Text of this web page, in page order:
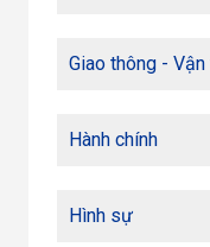
Giao thông -
Hành chính
Hình sự